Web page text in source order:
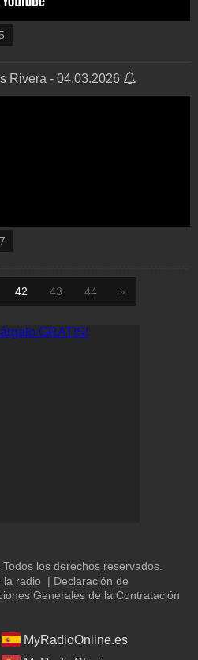
Rivera - 04.03.2026
42 43 44 »
los derechos reservados.
la radio | Declaración de
Generales de la Contratación
MyRadioOnline.es